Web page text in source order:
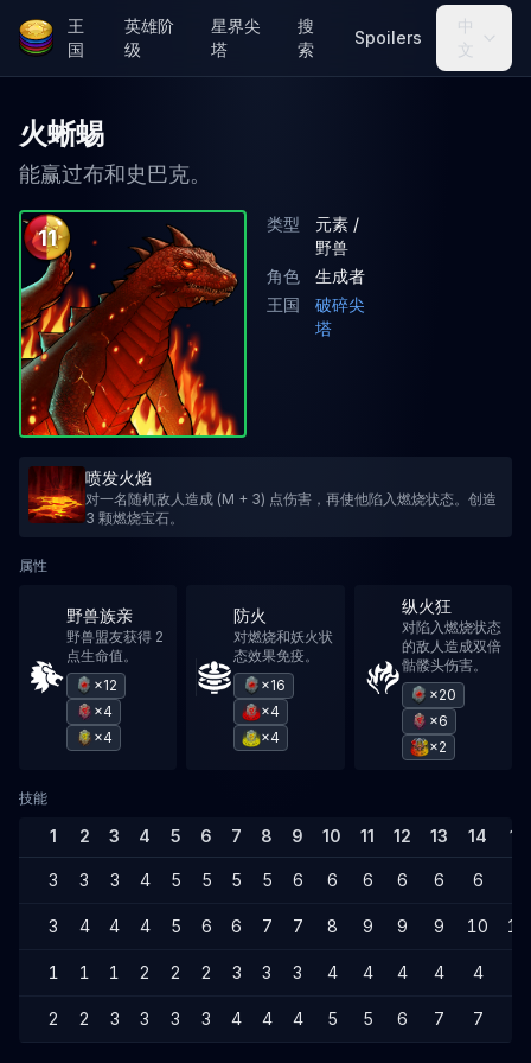
王
国
英雄阶
级
星界尖
塔
搜
索
Spoilers
中
文
火蜥蜴
能赢过布和史巴克。
11
类型
元素 /
野兽
角色
生成者
王国
破碎尖
塔
喷发火焰
对一名随机敌人造成 (M + 3) 点伤害，再使他陷入燃烧状态。创造
3 颗燃烧宝石。
属性
野兽族亲
野兽盟友获得 2
点生命值。
×12
×4
×4
防火
对燃烧和妖火状
态效果免疫。
×16
×4
×4
纵火狂
对陷入燃烧状态
的敌人造成双倍
骷髅头伤害。
×20
×6
×2
技能
1 2 3 4 5 6 7 8 9 10 11 12 13 14 15
3 3 3 4 5 5 5 5 6 6 6 6 6 6
3 4 4 4 5 6 6 7 7 8 9 9 9 10 10
1 1 1 2 2 2 3 3 3 4 4 4 4 4
2 2 3 3 3 3 4 4 4 5 5 6 7 7